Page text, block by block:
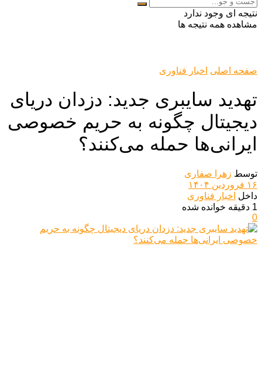
نتیجه ای وجود ندارد
مشاهده همه نتیجه ها
صفحه اصلی اخبار فناوری
تهدید سایبری جدید: دزدان دریای
دیجیتال چگونه به حریم خصوصی
ایرانی‌ها حمله می‌کنند؟
توسط زهرا صفاری
۱۶ فروردین ۱۴۰۴
داخل اخبار فناوری
1 دقیقه خوانده شده
0